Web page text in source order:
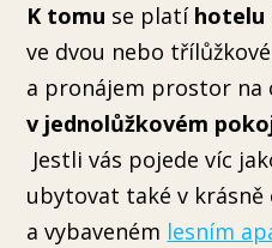
K tomu se platíhotelu
ve dvou nebo
a pronájem prostor na
v jednolůžkovém
Jestli vás pojede víc
ubytovat také v krásně
a vybaveném lesním